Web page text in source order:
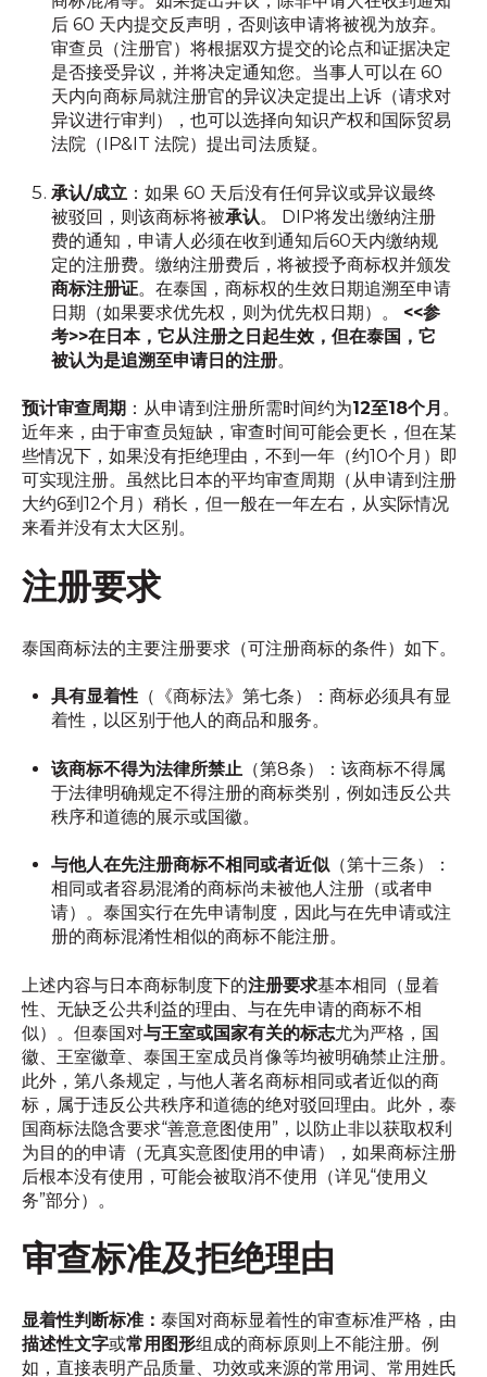
后 60 天内提交反声明，否则该申请将被视为放弃。
审查员（注册官）将根据双方提交的论点和证据决定
是否接受异议，并将决定通知您。当事人可以在 60
天内向商标局就注册官的异议决定提出上诉（请求对
异议进行审判），也可以选择向知识产权和国际贸易
法院（IP&IT 法院）提出司法质疑。
承认/成立 ：如果 60 天后没有任何异议或异议最终
被驳回，则该商标将被承认。 DIP将发出缴纳注册
费的通知，申请人必须在收到通知后60天内缴纳规
定的注册费。缴纳注册费后，将被授予商标权并颁发
商标注册证。在泰国，商标权的生效日期追溯至申请
日期（如果要求优先权，则为优先权日期）。 <<参
考>>在日本，它从注册之日起生效，但在泰国，它
被认为是追溯至申请日的注册。
预计审查周期 ：从申请到注册所需时间约为12至18个月 。
近年来，由于审查员短缺，审查时间可能会更长，但在某
些情况下，如果没有拒绝理由，不到一年（约10个月）即
可实现注册。虽然比日本的平均审查周期（从申请到注册
大约6到12个月）稍长，但一般在一年左右，从实际情况
来看并没有太大区别。
注册要求
泰国商标法的主要注册要求（可注册商标的条件）如下。
具有显着性 （《商标法》第七条）：商标必须具有显
着性，以区别于他人的商品和服务。
该商标不得为法律所禁止 （第8条）：该商标不得属
于法律明确规定不得注册的商标类别，例如违反公共
秩序和道德的展示或国徽。
与他人在先注册商标不相同或者近似 （第十三条）：
相同或者容易混淆的商标尚未被他人注册（或者申
请）。泰国实行在先申请制度，因此与在先申请或注
册的商标混淆性相似的商标不能注册。
上述内容与日本商标制度下的注册要求基本相同（显着
性、无缺乏公共利益的理由、与在先申请的商标不相
似）。但泰国对与王室或国家有关的标志尤为严格，国
徽、王室徽章、泰国王室成员肖像等均被明确禁止注册。
此外，第八条规定，与他人著名商标相同或者近似的商
标，属于违反公共秩序和道德的绝对驳回理由。此外，泰
国商标法隐含要求“善意意图使用”，以防止非以获取权利
为目的的申请（无真实意图使用的申请），如果商标注册
后根本没有使用，可能会被取消不使用（详见“使用义
务”部分）。
审查标准及拒绝理由
显着性判断标准： 泰国对商标显着性的审查标准严格，由
描述性文字或常用图形组成的商标原则上不能注册。例
如，直接表明产品质量、功效或来源的常用词、常用姓氏